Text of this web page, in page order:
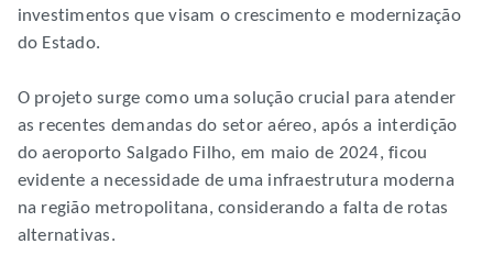
investimentos que visam o crescimento e modernização
do Estado.
O projeto surge como uma solução crucial para atender
as recentes demandas do setor aéreo, após a interdição
do aeroporto Salgado Filho, em maio de 2024, ficou
evidente a necessidade de uma infraestrutura moderna
na região metropolitana, considerando a falta de rotas
alternativas.